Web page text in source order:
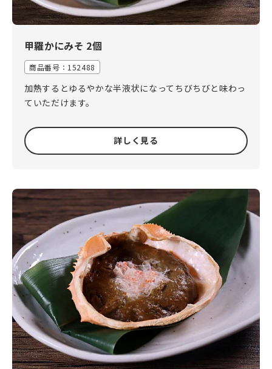
甲羅かにみそ 2個
商品番号：152488
加熱するとゆるやかな半液状になってちびちびと味わっ
ていただけます。
詳しく見る